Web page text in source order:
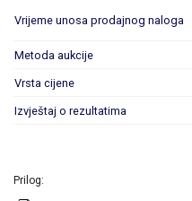
Vrijeme unosa prodajnog
Metoda aukcije
Vrsta cijene
Izvještaj o rezultatima
Prilog: